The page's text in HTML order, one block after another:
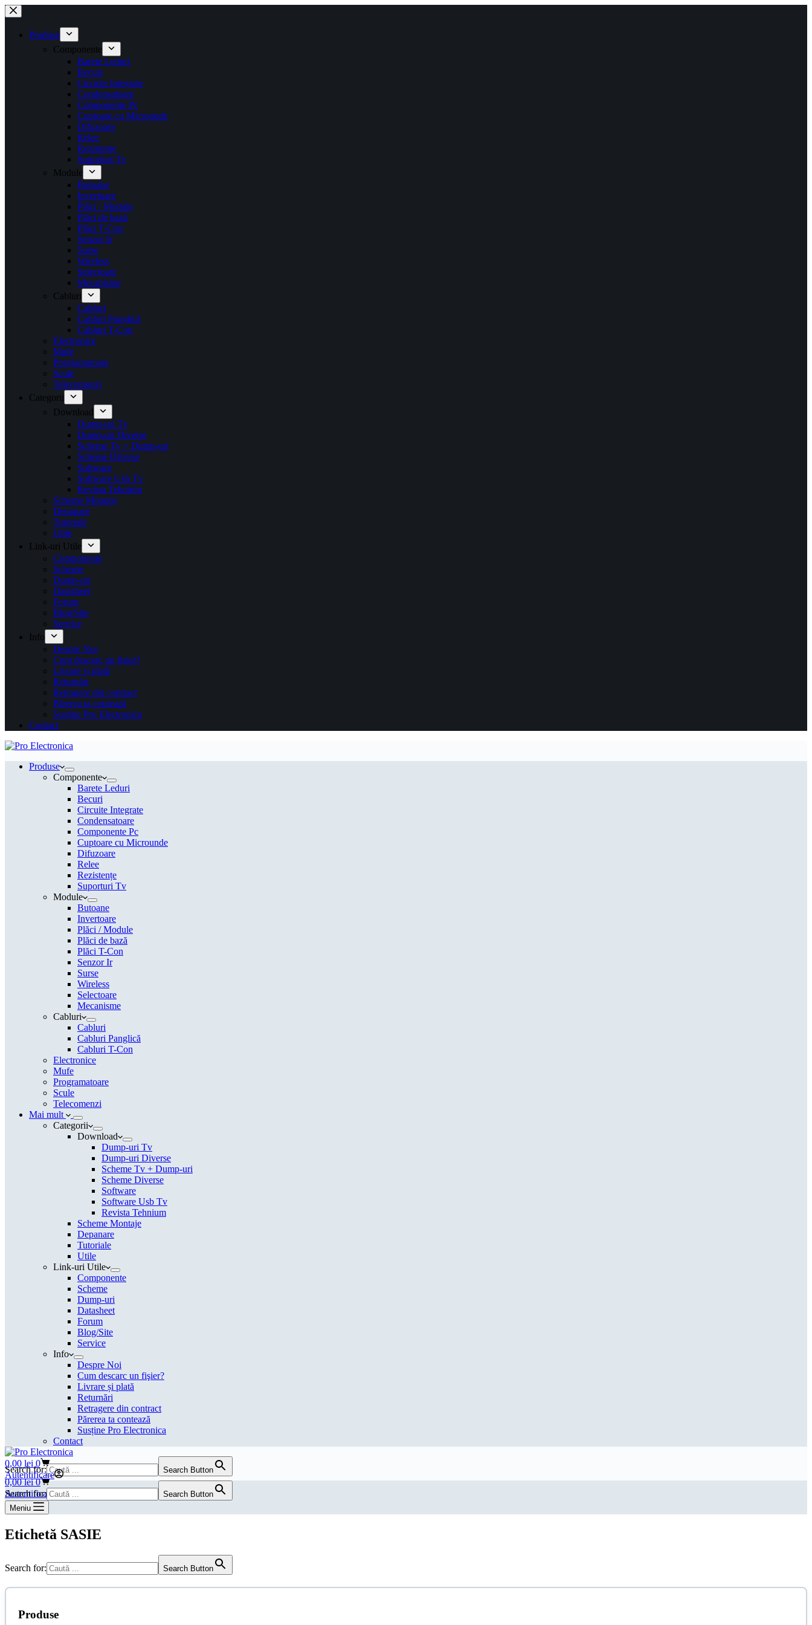
Sari
la
conținutProduse
Componente
Barete Leduri
Becuri
Circuite Integrate
Condensatoare
Componente Pc
Cuptoare cu Microunde
Difuzoare
Relee
Rezistențe
Suporturi Tv
Module
Butoane
Invertoare
Plăci / Module
Plăci de bază
Plăci T-Con
Senzor Ir
Surse
Wireless
Selectoare
Mecanisme
Cabluri
Cabluri
Cabluri Panglică
Cabluri T-Con
Electronice
Mufe
Programatoare
Scule
Telecomenzi
Categorii
Download
Dump-uri Tv
Dump-uri Diverse
Scheme Tv + Dump-uri
Scheme Diverse
Software
Software Usb Tv
Revista Tehnium
Scheme Montaje
Depanare
Tutoriale
Utile
Link-uri Utile
Componente
Scheme
Dump-uri
Datasheet
Forum
Blog/Site
Service
Info
Despre Noi
Cum descarc un fişier?
Livrare și plată
Returnări
Retragere din contract
Părerea ta contează
Susține Pro Electronica
Contact
Produse
Componente
Barete Leduri
Becuri
Circuite Integrate
Condensatoare
Componente Pc
Cuptoare cu Microunde
Difuzoare
Relee
Rezistențe
Suporturi Tv
Module
Butoane
Invertoare
Plăci / Module
Plăci de bază
Plăci T-Con
Senzor Ir
Surse
Wireless
Selectoare
Mecanisme
Cabluri
Cabluri
Cabluri Panglică
Cabluri T-Con
Electronice
Mufe
Programatoare
Scule
Telecomenzi
Mai mult
Categorii
Download
Dump-uri Tv
Dump-uri Diverse
Scheme Tv + Dump-uri
Scheme Diverse
Software
Software Usb Tv
Revista Tehnium
Scheme Montaje
Depanare
Tutoriale
Utile
Link-uri Utile
Componente
Scheme
Dump-uri
Datasheet
Forum
Blog/Site
Service
Info
Despre Noi
Cum descarc un fişier?
Livrare și plată
Returnări
Retragere din contract
Părerea ta contează
Susține Pro Electronica
Contact
Search for: Search Button
Coș
de
cumpărături
0,00lei 0
Autentificare
Coș
de
cumpărături
0,00 lei 0
Autentificare
Search for:
Search Button
Meniu
Etichetă SASIE
Search for: Search Button
Produse